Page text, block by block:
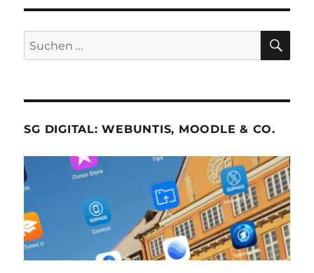
Suche
nach:
SG DIGITAL: WEBUNTIS, MOODLE & CO.